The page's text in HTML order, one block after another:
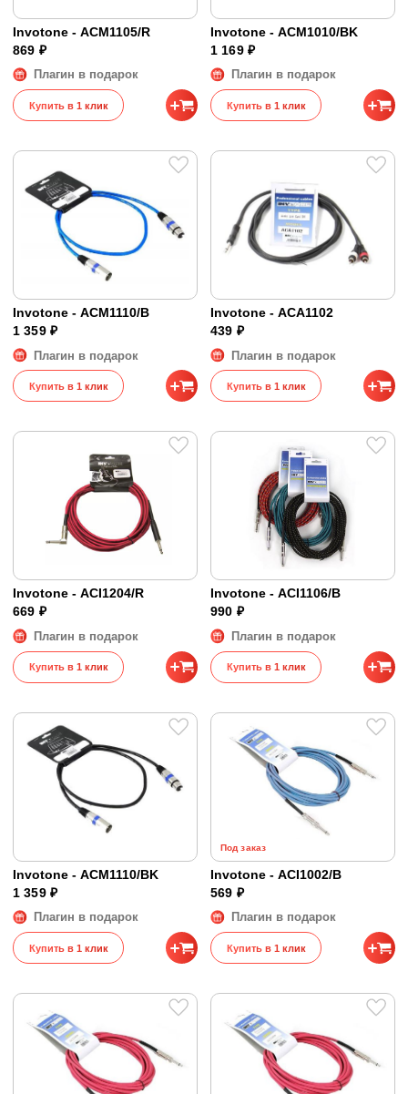
Invotone - ACM1105/R
869 ₽
Плагин в подарок
Купить в 1 клик
Invotone - ACM1010/BK
1 169 ₽
Плагин в подарок
Купить в 1 клик
Invotone - ACM1110/B
1 359 ₽
Плагин в подарок
Купить в 1 клик
Invotone - ACA1102
439 ₽
Плагин в подарок
Купить в 1 клик
Invotone - ACI1204/R
669 ₽
Плагин в подарок
Купить в 1 клик
Invotone - ACI1106/B
990 ₽
Плагин в подарок
Купить в 1 клик
Invotone - ACM1110/BK
1 359 ₽
Плагин в подарок
Купить в 1 клик
Под заказ
Invotone - ACI1002/B
569 ₽
Плагин в подарок
Купить в 1 клик